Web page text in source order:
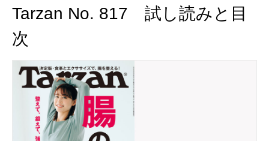
Tarzan No. 817 試し読みと目
次